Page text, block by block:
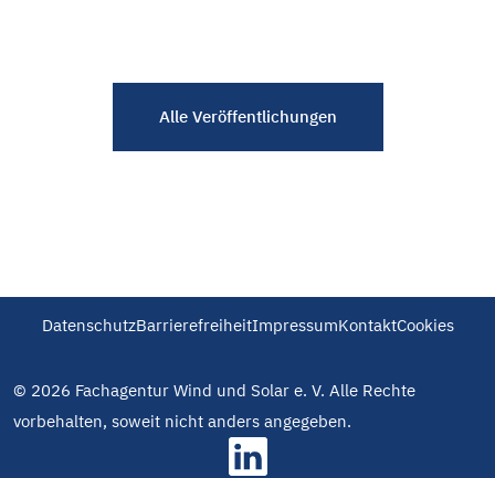
Alle Veröffentlichungen
DatenschutzBarrierefreiheitImpressumKontaktCookies
© 2026 Fachagentur Wind und Solar e. V. Alle Rechte
vorbehalten, soweit nicht anders angegeben.